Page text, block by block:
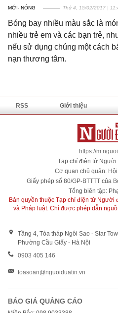
MỚI- NÓNG Thứ 4, 15/02/2017 |
Bóng bay nhiều màu sắc là
nhiều trẻ em và các bạn trẻ,
nếu sử dụng chúng một cách
nạn thương tâm.
RSS Giới thiệu
https://
Tạp chí điện tử Người
Cơ quan chủ quản:
Giấy phép số 80/GP-BTTTT của
Tổng biên tập:
Bản quyền thuộc Tạp chí điện tử
và Pháp luật. Chỉ được phép dẫn
Tầng 4, Tòa tháp Ngôi Sao - Star
Phường Cầu Giấy - Hà Nội
0903 405 146
toasoan@nguoiduatin.vn
BÁO GIÁ QUẢNG CÁO